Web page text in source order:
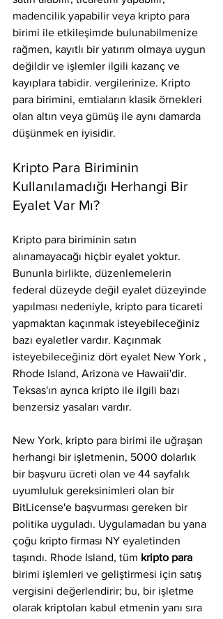
madencilik yapabilir veya kripto para
birimi ile etkileşimde bulunabilmenize
rağmen, kayıtlı bir yatırım olmaya uygun
değildir ve işlemler ilgili kazanç ve
kayıplara tabidir. vergilerinize. Kripto
para birimini, emtiaların klasik örnekleri
olan altın veya gümüş ile aynı damarda
düşünmek en iyisidir.
Kripto Para Biriminin
Kullanılamadığı Herhangi Bir
Eyalet Var Mı?
Kripto para biriminin satın
alınamayacağı hiçbir eyalet yoktur.
Bununla birlikte, düzenlemelerin
federal düzeyde değil eyalet düzeyinde
yapılması nedeniyle, kripto para ticareti
yapmaktan kaçınmak isteyebileceğiniz
bazı eyaletler vardır. Kaçınmak
isteyebileceğiniz dört eyalet New York ,
Rhode Island, Arizona ve Hawaii'dir.
Teksas'ın ayrıca kripto ile ilgili bazı
benzersiz yasaları vardır.
New York, kripto para birimi ile uğraşan
herhangi bir işletmenin, 5000 dolarlık
bir başvuru ücreti olan ve 44 sayfalık
uyumluluk gereksinimleri olan bir
BitLicense'e başvurması gereken bir
politika uyguladı. Uygulamadan bu yana
çoğu kripto firması NY eyaletinden
taşındı. Rhode Island, tüm kripto para
birimi işlemleri ve geliştirmesi için satış
vergisini değerlendirir; bu, bir işletme
olarak kriptoları kabul etmenin yanı sıra